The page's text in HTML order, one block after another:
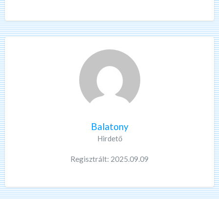
Balatony
Hirdető
Regisztrált: 2025.09.09